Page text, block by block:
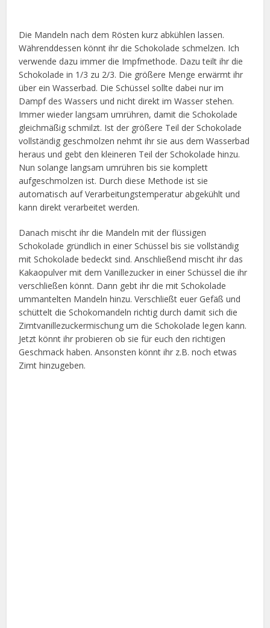
Die Mandeln nach dem Rösten kurz abkühlen lassen.
Währenddessen könnt ihr die Schokolade schmelzen. Ich
verwende dazu immer die Impfmethode. Dazu teilt ihr die
Schokolade in 1/3 zu 2/3. Die größere Menge erwärmt ihr
über ein Wasserbad. Die Schüssel sollte dabei nur im
Dampf des Wassers und nicht direkt im Wasser stehen.
Immer wieder langsam umrühren, damit die Schokolade
gleichmäßig schmilzt. Ist der größere Teil der Schokolade
vollständig geschmolzen nehmt ihr sie aus dem Wasserbad
heraus und gebt den kleineren Teil der Schokolade hinzu.
Nun solange langsam umrühren bis sie komplett
aufgeschmolzen ist. Durch diese Methode ist sie
automatisch auf Verarbeitungstemperatur abgekühlt und
kann direkt verarbeitet werden.
Danach mischt ihr die Mandeln mit der flüssigen
Schokolade gründlich in einer Schüssel bis sie vollständig
mit Schokolade bedeckt sind. Anschließend mischt ihr das
Kakaopulver mit dem Vanillezucker in einer Schüssel die ihr
verschließen könnt. Dann gebt ihr die mit Schokolade
ummantelten Mandeln hinzu. Verschließt euer Gefäß und
schüttelt die Schokomandeln richtig durch damit sich die
Zimtvanillezuckermischung um die Schokolade legen kann.
Jetzt könnt ihr probieren ob sie für euch den richtigen
Geschmack haben. Ansonsten könnt ihr z.B. noch etwas
Zimt hinzugeben.